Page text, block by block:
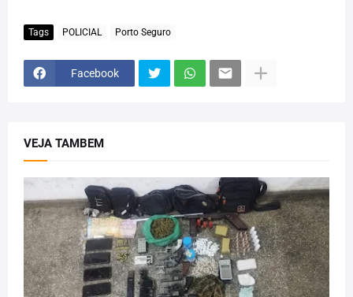
Tags POLICIAL Porto Seguro
Facebook
VEJA TAMBEM